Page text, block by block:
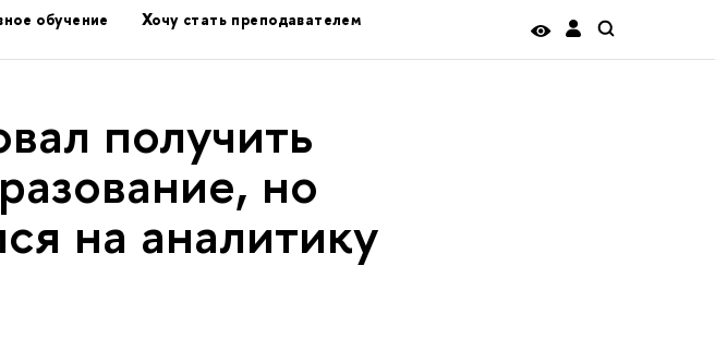
обучение
Хочу стать преподавателем
получить
но
на аналитику